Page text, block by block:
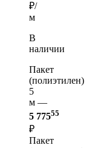
₽/
м
В
наличии
Пакет
(полиэтилен)
5
м —
5 77555
₽
Пакет